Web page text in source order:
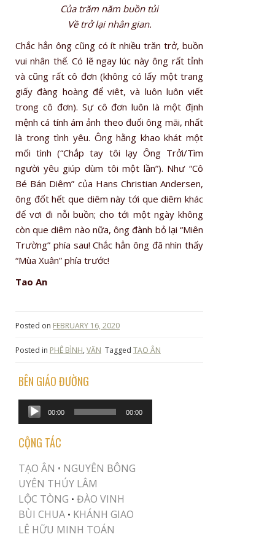
Của trăm năm buồn tủi
Về trở lại nhân gian.
Chắc hẳn ông cũng có ít nhiều trăn trở, buồn
vui nhân thế. Có lẽ ngay lúc này ông rất tỉnh
và cũng rất cô đơn (không có lấy một trang
giấy đàng hoàng để viêt, và luôn luôn viết
trong cô đơn). Sự cô đơn luôn là một định
mệnh cá tính ám ảnh theo đuổi ông mãi, nhất
là trong tình yêu. Ông hằng khao khát một
mối tình (“Chắp tay tôi lạy Ông Trởi/Tìm
người yêu giúp dùm tôi một lần”). Như “Cô
Bé Bán Diêm” của Hans Christian Andersen,
ông đốt hết que diêm này tới que diêm khác
để vơi đi nỗi buồn; cho tới một ngày không
còn que diêm nào nữa, ông đành bỏ lại “Miên
Trường” phía sau! Chắc hẳn ông đã nhìn thấy
“Mùa Xuân” phía trước!
Tao An
Posted on FEBRUARY 16, 2020
Posted in PHÊ BÌNH, VĂN Tagged TẠO ÂN
BÊN GIÁO ĐƯỜNG
Audio
Player
00:00 00:00
CỘNG TÁC
TẠO ÂN • NGUYÊN BÔNG
UYÊN THÚY LÂM
LỘC TÒNG • ĐÀO VINH
BÙI CHUA • KHÁNH GIAO
LÊ HỮU MINH TOÁN